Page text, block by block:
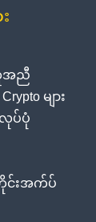
အညီ
များ
ပ်ပုံ
င်းအက်ပ်